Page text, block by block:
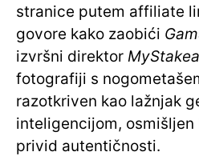
stranice putem affiliate
govore kako zaobići
izvršni direktor MyStakea
fotografiji s
razotkriven kao lažnjak
inteligencijom,
privid autentičnosti.